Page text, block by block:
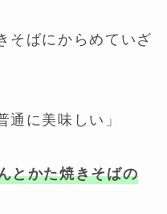
そばにからめていざ
に美味しい」
とかた焼きそばの